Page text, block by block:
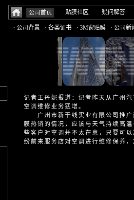
公司首页 贴膜社区 疑问解答
· 公司背景 · 各类证书 · 3M窗贴膜 · 公司新
记者王丹妮报道：记者昨天从广州
空调维修业务猛增。
广州市新干线实业有限公司推广
膜热销的情况，应该与天气持续高
些客户对空调并不太在意，只要可
纷前来服务店对空调进行维修保养